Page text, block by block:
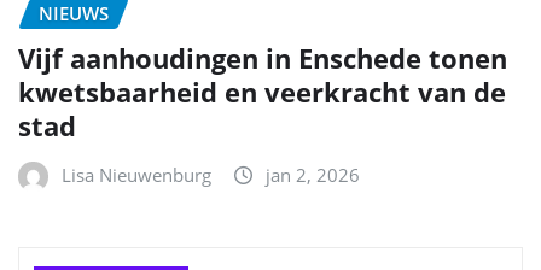
NIEUWS
Vijf aanhoudingen in Enschede tonen
kwetsbaarheid en veerkracht van de
stad
Lisa Nieuwenburg jan 2, 2026